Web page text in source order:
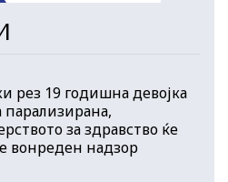
рез 19 годишна девојка
парализирана,
за здравство ќе
вонреден надзор